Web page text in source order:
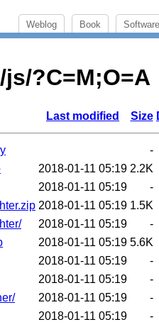
Weblog Book Software
?C=M;O=A
Last modified Size
-
2018-01-11 05:19 2.2K
2018-01-11 05:19
-
2018-01-11 05:19 1.5K
2018-01-11 05:19
-
2018-01-11 05:19 5.6K
2018-01-11 05:19
-
2018-01-11 05:19
-
2018-01-11 05:19
-
2018-01-11 05:19
-